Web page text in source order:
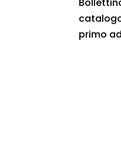
primo